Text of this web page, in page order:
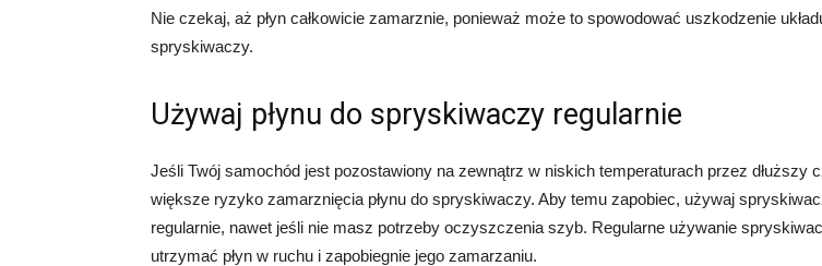
Nie czekaj, aż płyn całkowicie zamarznie, ponieważ może to spowodować uszkodzenie
spryskiwaczy.
Używaj płynu do spryskiwaczy regularnie
Jeśli Twój samochód jest pozostawiony na zewnątrz w niskich temperaturach przez dłuższy
większe ryzyko zamarznięcia płynu do spryskiwaczy. Aby temu zapobiec, używaj
regularnie, nawet jeśli nie masz potrzeby oczyszczenia szyb. Regularne używanie
utrzymać płyn w ruchu i zapobiegnie jego zamarzaniu.